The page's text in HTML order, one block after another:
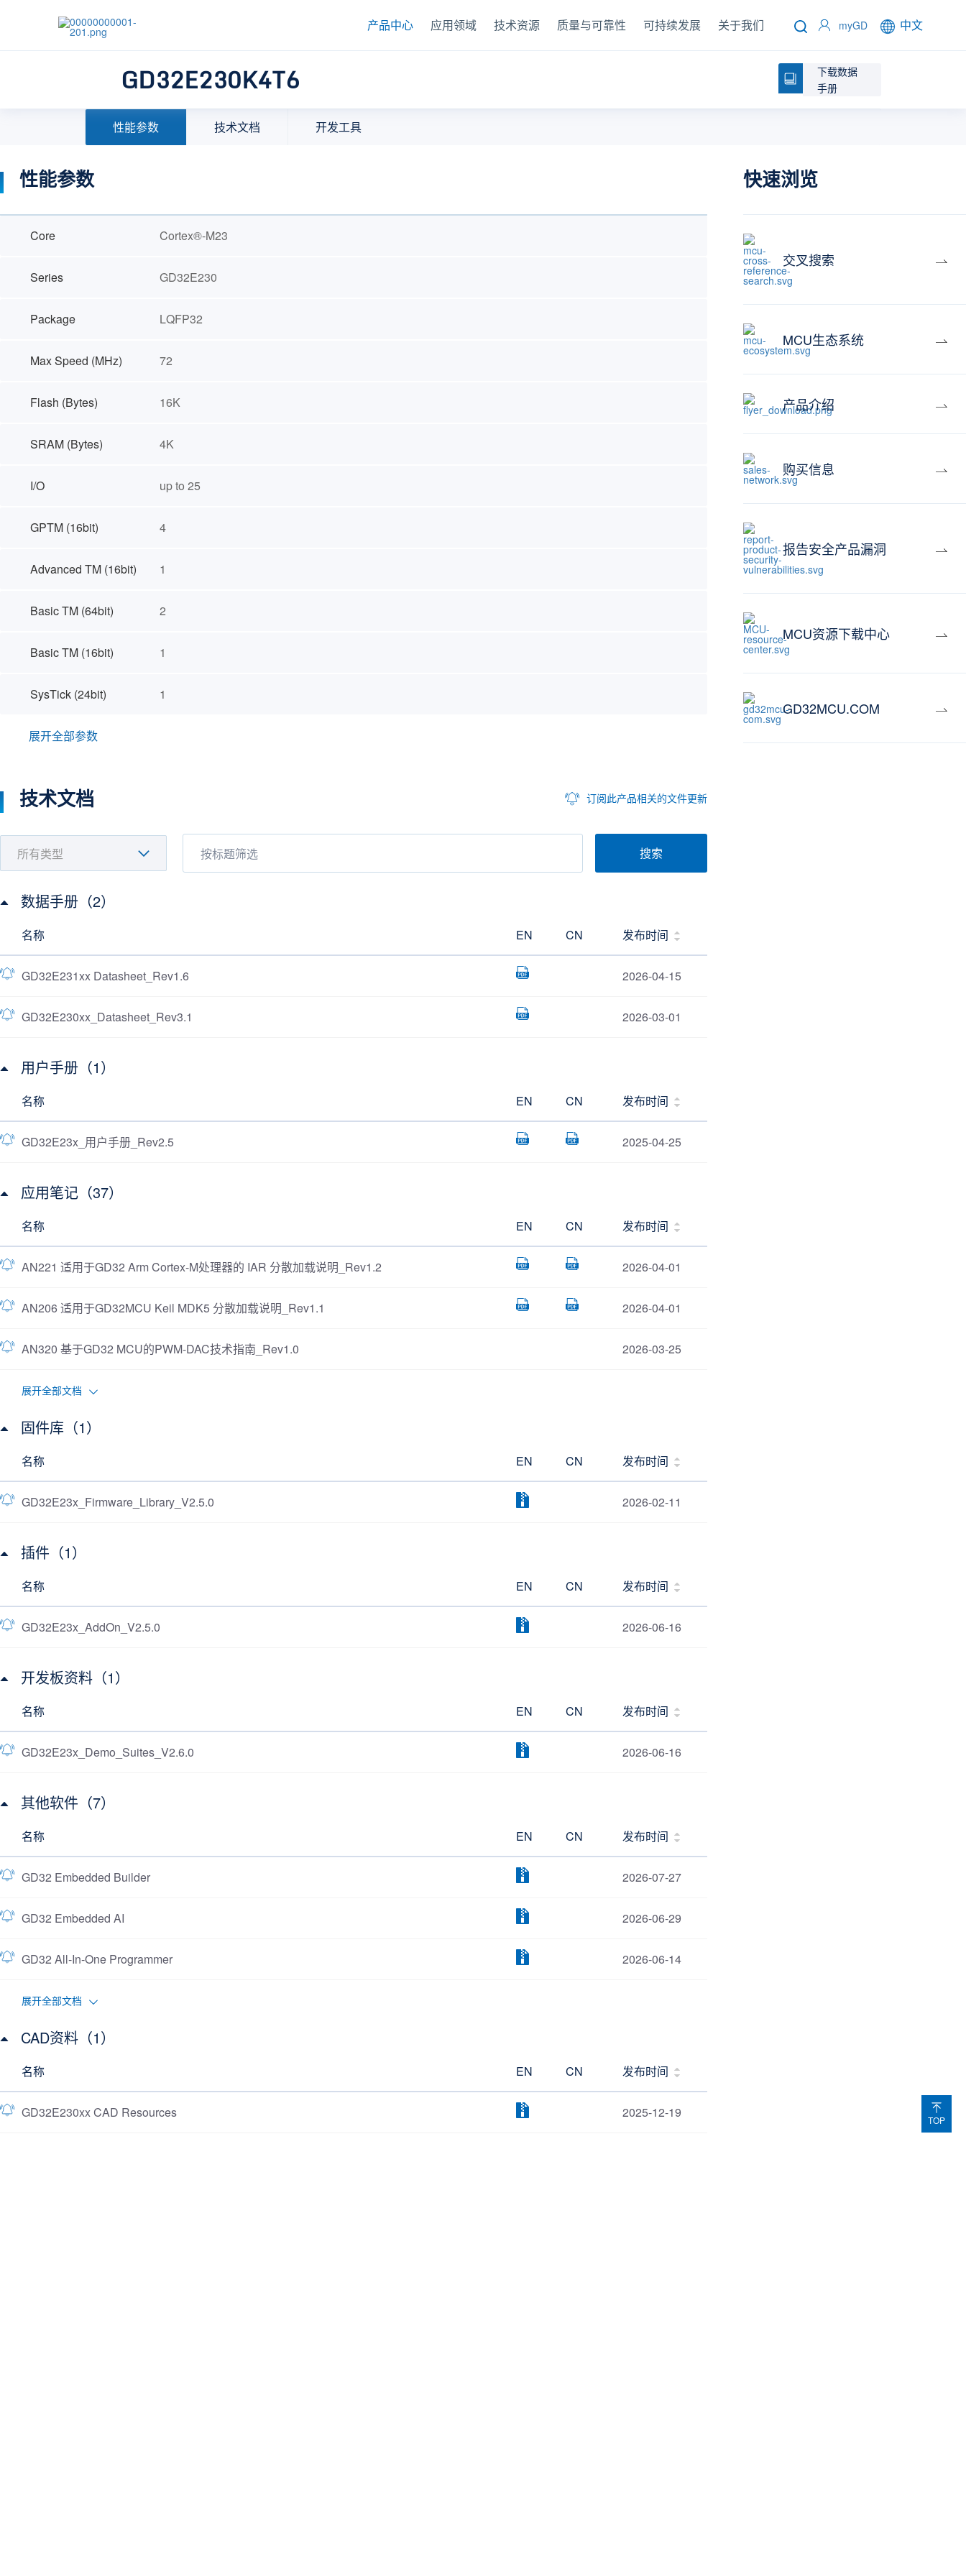
产品中心 应用领域 技术资源 质量与可靠性 可持续发展 关于我们 myGD 中文
GD32E230K4T6
下载数据
手册
性能参数 技术文档 开发工具
首页 >产品中心 >32位微控制器(MCU) >MCU选择器
性能参数
Core Cortex®-M23
Series GD32E230
Package LQFP32
Max Speed (MHz) 72
Flash (Bytes) 16K
SRAM (Bytes) 4K
I/O up to 25
GPTM (16bit) 4
Advanced TM (16bit) 1
Basic TM (64bit) 2
Basic TM (16bit) 1
SysTick (24bit) 1
展开全部参数
技术文档 订阅此产品相关的文件更新
搜索
数据手册（2）
名称 EN CN 发布时间
GD32E231xx Datasheet_Rev1.6 2026-04-15
GD32E230xx_Datasheet_Rev3.1 2026-03-01
用户手册（1）
名称 EN CN 发布时间
GD32E23x_用户手册_Rev2.5 2025-04-25
应用笔记（37）
名称 EN CN 发布时间
AN221 适用于GD32 Arm Cortex-M处理器的 IAR 分散加载说明_Rev1.2 2026-04-01
AN206 适用于GD32MCU Keil MDK5 分散加载说明_Rev1.1 2026-04-01
AN320 基于GD32 MCU的PWM-DAC技术指南_Rev1.0 2026-03-25
展开全部文档
固件库（1）
名称 EN CN 发布时间
GD32E23x_Firmware_Library_V2.5.0 2026-02-11
插件（1）
名称 EN CN 发布时间
GD32E23x_AddOn_V2.5.0 2026-06-16
开发板资料（1）
名称 EN CN 发布时间
GD32E23x_Demo_Suites_V2.6.0 2026-06-16
其他软件（7）
名称 EN CN 发布时间
GD32 Embedded Builder 2026-07-27
GD32 Embedded AI 2026-06-29
GD32 All-In-One Programmer 2026-06-14
展开全部文档
CAD资料（1）
名称 EN CN 发布时间
GD32E230xx CAD Resources 2025-12-19
快速浏览
交叉搜索
MCU生态系统
产品介绍
购买信息
报告安全产品漏洞
MCU资源下载中心
GD32MCU.COM
TOP